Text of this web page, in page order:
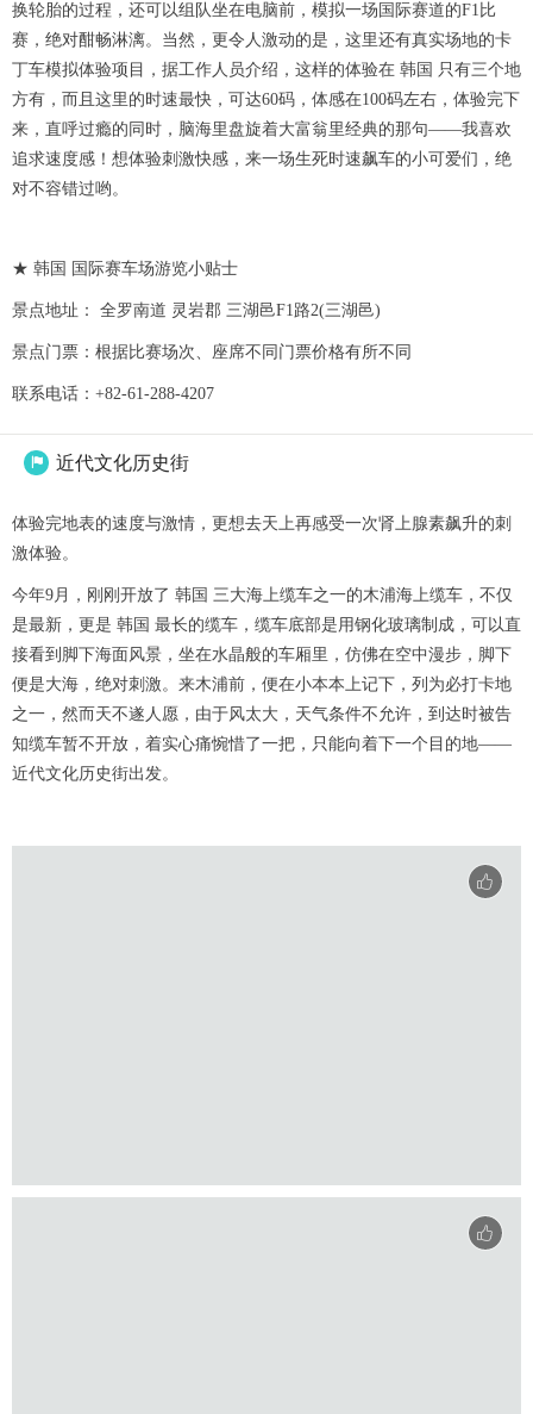
换轮胎的过程，还可以组队坐在电脑前，模拟一场国际赛道的F1比
赛，绝对酣畅淋漓。当然，更令人激动的是，这里还有真实场地的卡
丁车模拟体验项目，据工作人员介绍，这样的体验在 韩国 只有三个地
方有，而且这里的时速最快，可达60码，体感在100码左右，体验完下
来，直呼过瘾的同时，脑海里盘旋着大富翁里经典的那句——我喜欢
追求速度感！想体验刺激快感，来一场生死时速飙车的小可爱们，绝
对不容错过哟。
★ 韩国 国际赛车场游览小贴士
景点地址： 全罗南道 灵岩郡 三湖邑F1路2(三湖邑)
景点门票：根据比赛场次、座席不同门票价格有所不同
联系电话：+82-61-288-4207
 近代文化历史街
体验完地表的速度与激情，更想去天上再感受一次肾上腺素飙升的刺
激体验。
今年9月，刚刚开放了 韩国 三大海上缆车之一的木浦海上缆车，不仅
是最新，更是 韩国 最长的缆车，缆车底部是用钢化玻璃制成，可以直
接看到脚下海面风景，坐在水晶般的车厢里，仿佛在空中漫步，脚下
便是大海，绝对刺激。来木浦前，便在小本本上记下，列为必打卡地
之一，然而天不遂人愿，由于风太大，天气条件不允许，到达时被告
知缆车暂不开放，着实心痛惋惜了一把，只能向着下一个目的地——
近代文化历史街出发。